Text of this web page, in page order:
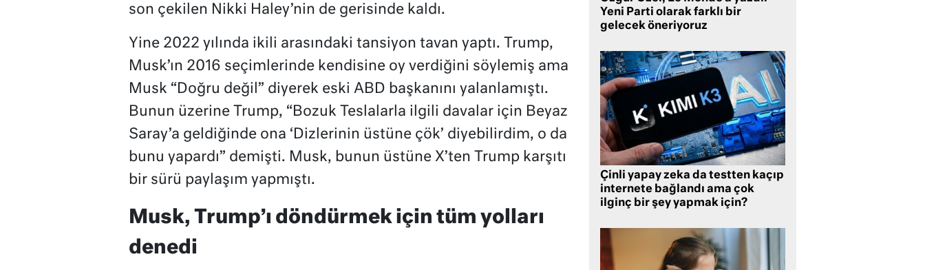
son çekilen Nikki Haley’nin de gerisinde kaldı.
Yine 2022 yılında ikili arasındaki tansiyon tavan yaptı. Trump,
Musk’ın 2016 seçimlerinde kendisine oy verdiğini söylemiş ama
Musk “Doğru değil” diyerek eski ABD başkanını yalanlamıştı.
Bunun üzerine Trump, “Bozuk Teslalarla ilgili davalar için Beyaz
Saray’a geldiğinde ona ‘Dizlerinin üstüne çök’ diyebilirdim, o da
bunu yapardı” demişti. Musk, bunun üstüne X’ten Trump karşıtı
bir sürü paylaşım yapmıştı.
Musk, Trump’ı döndürmek için tüm yolları
denedi
Yeni Parti olarak farklı bir
gelecek öneriyoruz
Çinli yapay zeka da testten kaçıp
internete bağlandı ama çok
ilginç bir şey yapmak için?